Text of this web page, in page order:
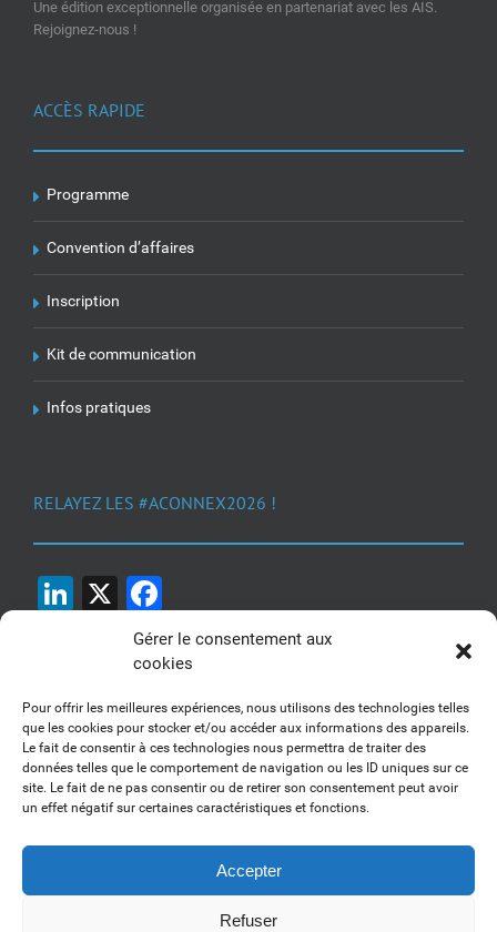
Gérer le consentement aux
cookies
Pour offrir les meilleures expériences, nous utilisons des technologies telles
que les cookies pour stocker et/ou accéder aux informations des appareils.
Le fait de consentir à ces technologies nous permettra de traiter des
données telles que le comportement de navigation ou les ID uniques sur ce
site. Le fait de ne pas consentir ou de retirer son consentement peut avoir
un effet négatif sur certaines caractéristiques et fonctions.
Accepter
Refuser
Une édition exceptionnelle organisée en partenariat avec les AIS.
Rejoignez-nous !
ACCÈS RAPIDE
Programme
Convention d’affaires
Inscription
Kit de communication
Infos pratiques
RELAYEZ LES #ACONNEX2026 !
LinkedIn
X
1, 2, 3... Buzzez !
Découvrez nos kits communication